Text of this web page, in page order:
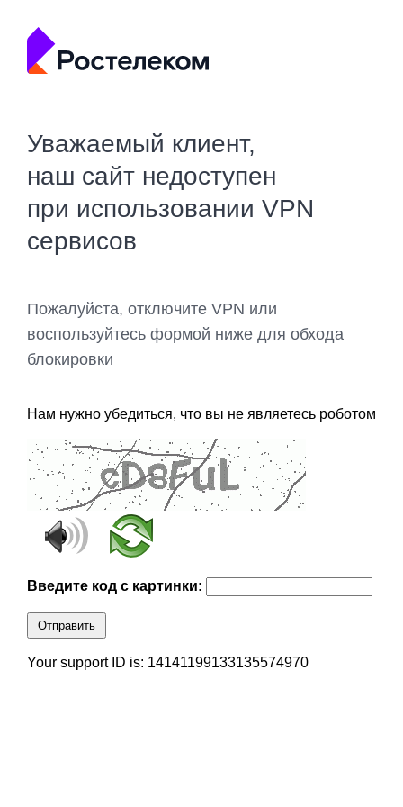
Уважаемый клиент,
наш сайт недоступен
при использовании VPN
сервисов
Пожалуйста, отключите VPN или
воспользуйтесь формой ниже для обхода
блокировки
Нам нужно убедиться, что вы не являетесь роботом
Введите код с картинки:
Отправить
Your support ID is: 14141199133135574970